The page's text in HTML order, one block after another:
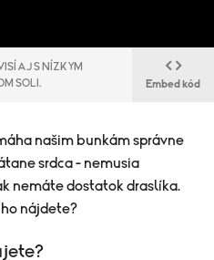
AJ S NÍZKYM
SOLI.
Embed kód
našim bunkám správne
srdca - nemusia
nemáte dostatok draslíka.
nájdete?